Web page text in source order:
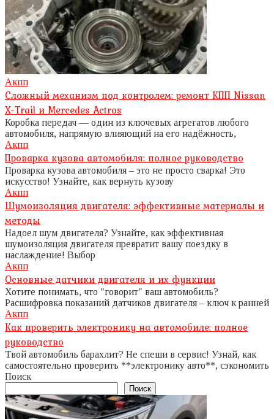
Акпп
Сложный механизм под контролем: ремонт КПП Nissan
X-Trail и Mercedes Actros
Коробка передач — один из ключевых агрегатов любого
автомобиля, напрямую влияющий на его надёжность,
Акпп
Проварка кузова автомобиля: полное руководство
Проварка кузова автомобиля – это не просто сварка! Это
искусство! Узнайте, как вернуть кузову
Акпп
Шумоизоляция двигателя: эффективные материалы и
методы
Надоел шум двигателя? Узнайте, как эффективная
шумоизоляция двигателя превратит вашу поездку в
наслаждение! Выбор
Акпп
Основные датчики двигателя и их функции
Хотите понимать, что "говорит" ваш автомобиль?
Расшифровка показаний датчиков двигателя – ключ к ранней
Акпп
Как проверить электронику на автомобиле: полное
руководство
Твой автомобиль барахлит? Не спеши в сервис! Узнай, как
самостоятельно проверить **электронику авто**, сэкономить
Поиск
Поиск